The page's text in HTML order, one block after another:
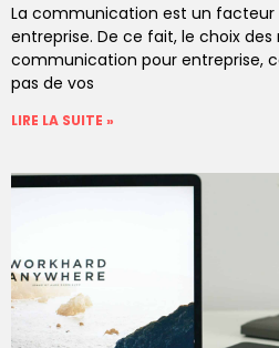
La communication est un facteur
entreprise. De ce fait, le choix
communication pour entreprise,
pas de vos
LIRE LA SUITE »